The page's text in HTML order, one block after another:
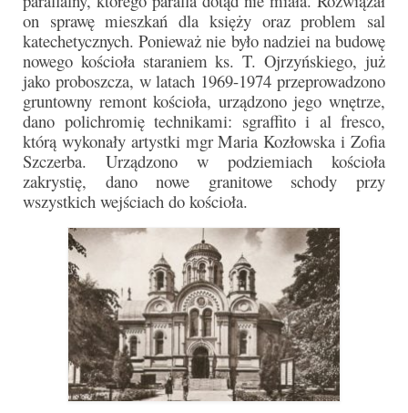
on sprawę mieszkań dla księży oraz problem sal
katechetycznych. Ponieważ nie było nadziei na budowę
nowego kościoła staraniem ks. T. Ojrzyńskiego, już
jako proboszcza, w latach 1969-1974 przeprowadzono
gruntowny remont kościoła, urządzono jego wnętrze,
dano polichromię technikami: sgraffito i al fresco,
którą wykonały artystki mgr Maria Kozłowska i Zofia
Szczerba. Urządzono w podziemiach kościoła
zakrystię, dano nowe granitowe schody przy
wszystkich wejściach do kościoła.